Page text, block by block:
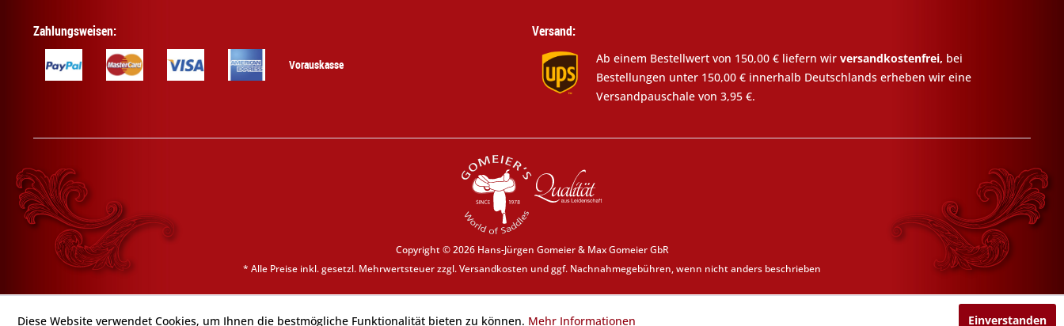
Zahlungsweisen:
Vorauskasse
Versand:
Ab einem Bestellwert von 150,00 € liefern wir versandkostenfrei, bei
Bestellungen unter 150,00 € innerhalb Deutschlands erheben wir eine
Versandpauschale von 3,95 €.
Copyright © 2026 Hans-Jürgen Gomeier & Max Gomeier GbR
* Alle Preise inkl. gesetzl. Mehrwertsteuer zzgl.Versandkosten und ggf. Nachnahmegebühren, wenn nicht anders beschrieben
Diese Website verwendet Cookies, um Ihnen die bestmögliche Funktionalität bieten zu können. Mehr Informationen Einverstanden